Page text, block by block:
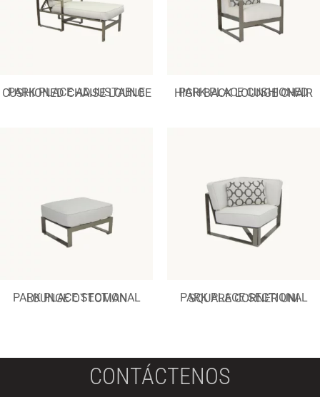
PARK PLACE ADJUSTABLE CUSHIONED CHAISE LOUNGE PARK PLACE CUSHIONED HIGH BACK LOUNGE CHAIR
PARK PLACE SECTIONAL LOUNGE OTTOMAN PARK PLACE SECTIONAL SQUARE CORNER UNI
CONTÁCTENOS